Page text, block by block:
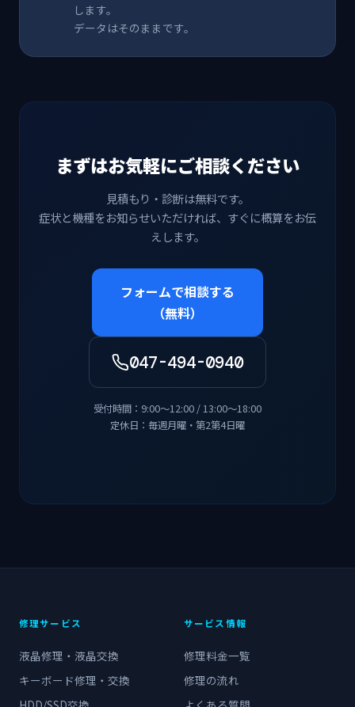
します。
データはそのままです。
まずはお気軽にご相談ください
見積もり・診断は無料です。
症状と機種をお知らせいただければ、すぐに概算をお伝
えします。
フォームで相談する
（無料）
047-494-0940
受付時間：9:00〜12:00 / 13:00〜18:00
定休日：毎週月曜・第2第4日曜
修理サービス
液晶修理・液晶交換
キーボード修理・交換
サービス情報
修理料金一覧
修理の流れ